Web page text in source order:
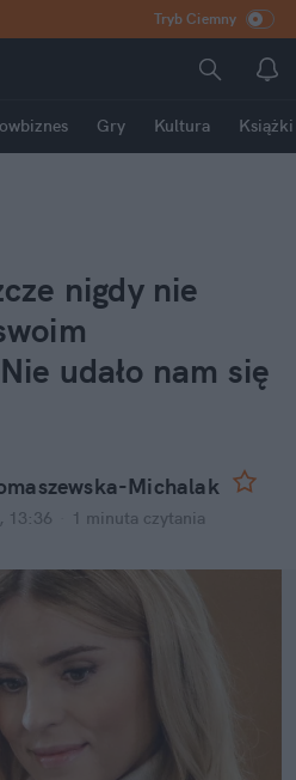
Tryb Ciemny
Gry Kultura Książki
nigdy nie
udało nam się
Michalak
13:36 1 minuta czytania